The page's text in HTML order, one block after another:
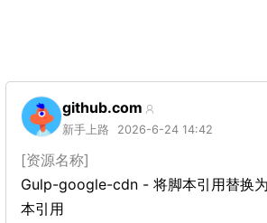
github.com
新手上路 2026-6-24 14:42
[资源名称]
Gulp-google-cdn - 将脚本引用替换
本引用